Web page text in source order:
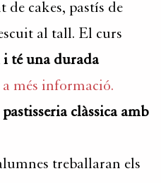
de cakes, pastís de
al tall. El curs
i té una durada
més informació.
clàssica amb
treballaran els